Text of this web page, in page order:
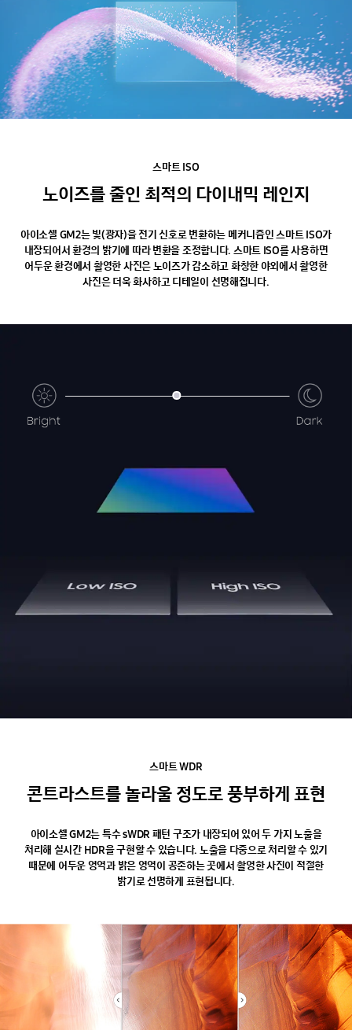
스마트ISO
노이즈를줄인 최적의 다이내믹 레인지
아이소셀 GM2는 빛(광자)을 전기 신호로 변환하는 메커니즘인 스마트 ISO가
내장되어서 환경의 밝기에 따라 변환을 조정합니다. 스마트 ISO를 사용하면
어두운 환경에서 촬영한 사진은 노이즈가 감소하고 화창한 야외에서 촬영한
사진은 더욱 화사하고 디테일이 선명해집니다.
스마트WDR
콘트라스트를놀라울정도로풍부하게표현
아이소셀 GM2는 특수 sWDR 패턴 구조가 내장되어 있어 두 가지 노출을
처리해 실시간 HDR을 구현할 수 있습니다. 노출을 다중으로 처리할 수 있기
때문에 어두운 영역과 밝은 영역이 공존하는 곳에서 촬영한 사진이 적절한
밝기로 선명하게 표현됩니다.